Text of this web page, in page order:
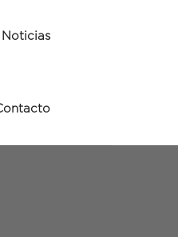
Noticias